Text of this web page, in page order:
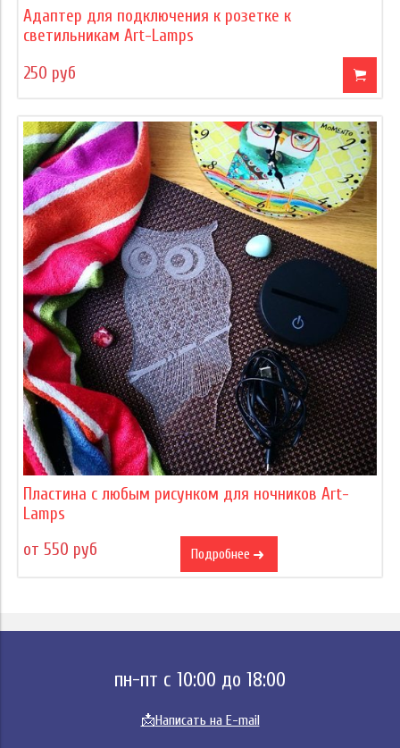
Адаптер для подключения к розетке к
светильникам Art-Lamps
250 руб
Пластина с любым рисунком для ночников Art-
Lamps
от 550 руб
Подробнее
пн-пт с 10:00 до 18:00
📩Написать на E-mail